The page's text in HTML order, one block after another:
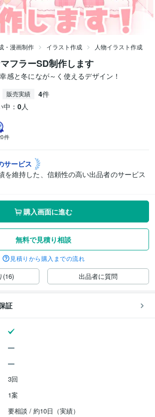
・漫画制作 イラスト作成 人物イラスト作成
フラーSD制作します
感と冬になが～く使えるデザイン！
販売実績 4件
： 0人
件
サービス
を維持した、信頼性の高い出品者のサービス
購入画面に進む
無料で見積り相談
見積りから購入までの流れ
(16) 出品者に質問
証
3回
1案
要相談 / 約10日（実績）